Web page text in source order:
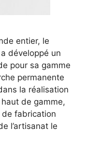
entier, le
développé un
pour sa gamme
permanente
la réalisation
de gamme,
de fabrication
l’artisanat le